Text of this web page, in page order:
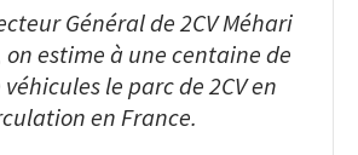
Général de 2CV Méhari
on estime à une centaine de
le parc de 2CV en
en France.